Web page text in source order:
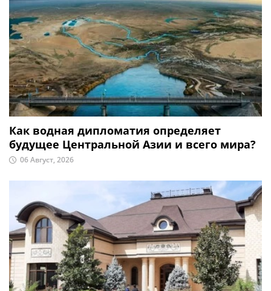
Как водная дипломатия определяет
будущее Центральной Азии и всего мира?
06 Август, 2026